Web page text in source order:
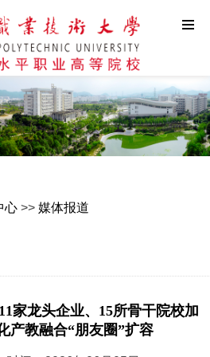
心 >>媒体报道
家龙头企业、15所骨干院校加
产教融合“朋友圈”扩容